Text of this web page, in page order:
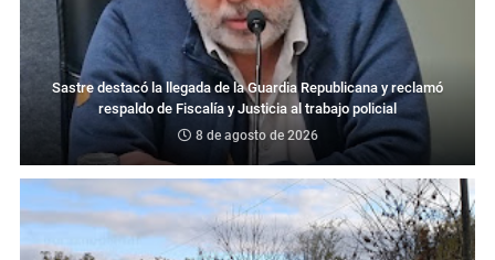
Sastre destacó la llegada de la Guardia Republicana y reclamó
respaldo de Fiscalía y Justicia al trabajo policial
8 de agosto de 2026